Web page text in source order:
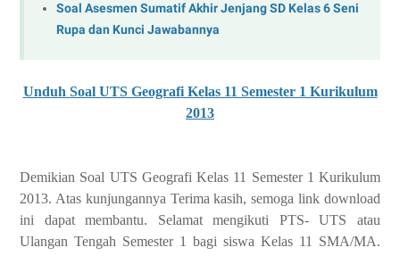
Soal Asesmen Sumatif Akhir Jenjang SD Kelas 6 Seni
Rupa dan Kunci Jawabannya
Unduh Soal UTS Geografi Kelas 11 Semester 1 Kurikulum
2013
Demikian Soal UTS Geografi Kelas 11 Semester 1 Kurikulum
2013. Atas kunjungannya Terima kasih, semoga link download
ini dapat membantu. Selamat mengikuti PTS- UTS atau
Ulangan Tengah Semester 1 bagi siswa Kelas 11 SMA/MA.